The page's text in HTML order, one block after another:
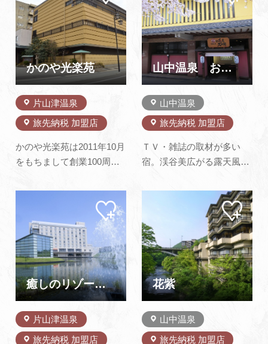
室。全ての部屋には山庭に
面した温泉露天風呂が付い
ています。お料理は加賀・
能登の新鮮な魚介類や加賀
伝統野菜、鴨や能登牛を使
った加賀…
月替懐石をご提供致しま
す。
かのや光楽苑
片山津温泉
旅先納税 加盟店
かのや光楽苑は2011年10月
をもちまして創業100周
位置しており、柴山潟の湖
面の変化を全客室から眺望
できる旅館でございます。
大浴場と露天風呂はともに
湯量豊富なかけ流しでお肌
もツルツルになります。お
食事は日本海の幸と旬の食
材を用い、…
ジに
追加
山中温泉 お花見久兵衛
山中温泉
旅先納税 加盟店
ＴＶ・雑誌の取材が多い
宿。渓谷美広がる露天風
落ち着いた純和風から、露
天風呂付スィートルームま
で。食事は、伝統を進化さ
せた和洋創作料理や、旬の
食材を使った季節料理。公
式ＨＰは、目的と予算で選
べる豊富なプラン、多くの
クチコミ、便…
ジに
追加
癒しのリゾート・加賀の幸 ホテルアローレ
片山津温泉
旅先納税 加盟店
マイ
ペー
ジに
追加
花紫
山中温泉
旅先納税 加盟店
マイ
ペー
ジに
追加